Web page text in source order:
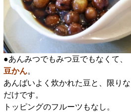
●あんみつでもみつ豆でもなくて、
豆かん。
あんばいよく炊かれた豆と、限り
だけです。
トッピングのフルーツもなし。